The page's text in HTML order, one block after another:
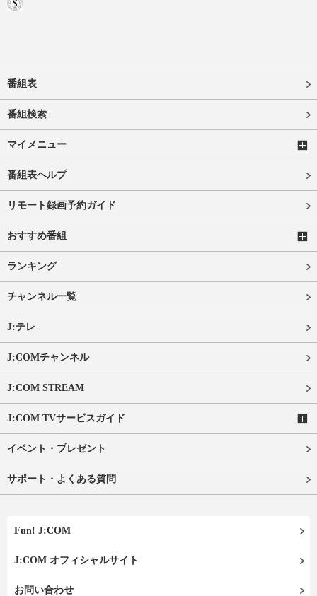
番組表
番組検索
マイメニュー
番組表ヘルプ
リモート録画予約ガイド
おすすめ番組
ランキング
チャンネル一覧
J:テレ
J:COMチャンネル
J:COM STREAM
J:COM TVサービスガイド
イベント・プレゼント
サポート・よくある質問
Fun! J:COM
J:COM オフィシャルサイト
お問い合わせ